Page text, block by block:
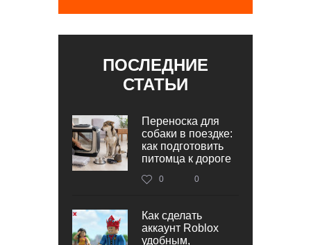
ПОСЛЕДНИЕ
СТАТЬИ
Переноска для
собаки в поездке:
как подготовить
питомца к дороге
0 0
Как сделать
аккаунт Roblox
удобным,